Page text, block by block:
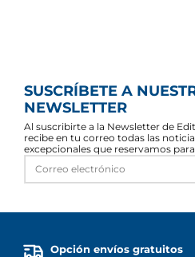
SUSCRÍBETE A
NEWSLETTER
Al suscribirte a la Newsletter de
recibe en tu correo todas las
excepcionales que reservamos
Opción envíos gratuitos